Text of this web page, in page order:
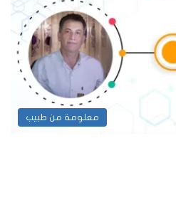
معلومة من طبيب